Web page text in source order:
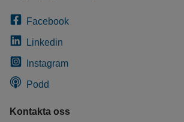
Facebook
Linkedin
Instagram
Podd
Kontakta oss